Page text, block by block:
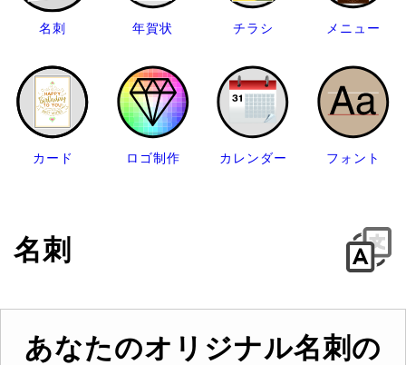
名刺 年賀状 チラシ メニュー
カード ロゴ制作 カレンダー フォント
名刺
あなたのオリジナル名刺の